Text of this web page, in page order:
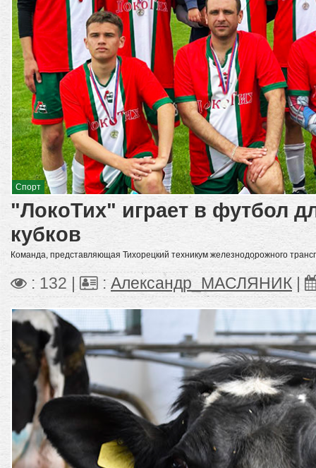
Спорт
"ЛокоТих" играет в футбол
кубков
Команда, представляющая Тихорецкий техникум железнодорожного
: 132 | : Александр_МАСЛЯНИК |